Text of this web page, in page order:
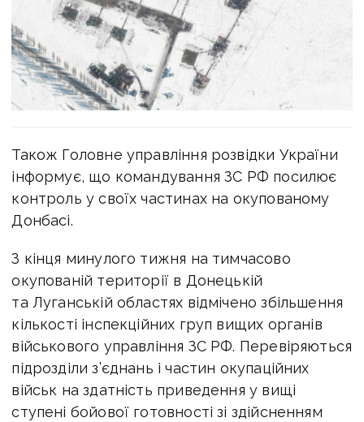
Також Головне управління розвідки України
інформує, що командування ЗС РФ посилює
контроль у своїх частинах на окупованому
Донбасі.
З кінця минулого тижня на тимчасово
окупованій території в Донецькій
та Луганській областях відмічено збільшення
кількості інспекційних груп вищих органів
військового управління ЗС РФ. Перевіряються
підрозділи з’єднань і частин окупаційних
військ на здатність приведення у вищі
ступені бойової готовності зі здійсненням